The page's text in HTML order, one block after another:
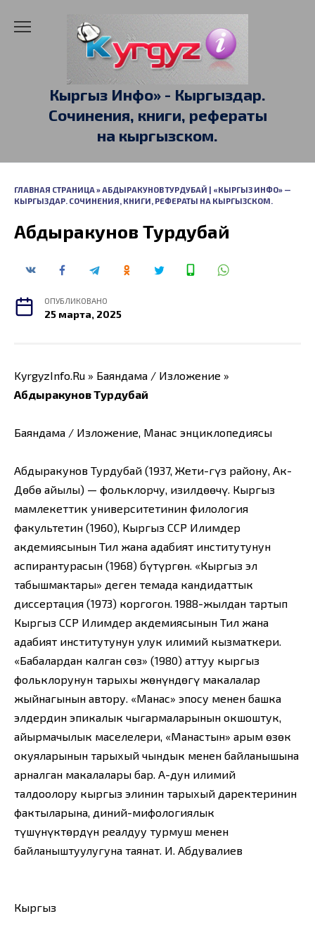
Кыргыз Инфо» - Кыргыздар.
Сочинения, книги, рефераты
на кыргызском.
ГЛАВНАЯ СТРАНИЦА»АБДЫРАКУНОВ ТУРДУБАЙ | «КЫРГЫЗ ИНФО» —
КЫРГЫЗДАР. СОЧИНЕНИЯ, КНИГИ, РЕФЕРАТЫ НА КЫРГЫЗСКОМ.
Абдыракунов Турдубай
ОПУБЛИКОВАНО
25 марта, 2025
KyrgyzInfo.Ru » Баяндама / Изложение »
Абдыракунов Турдубай
Баяндама / Изложение, Манас энциклопедиясы
Абдыракунов Турдубай (1937, Жети-Өгүз району, Ак-
Дөбө айылы) — фольклорчу, изилдөөчү. Кыргыз
мамлекеттик университетинин филология
факультетин (1960), Кыргыз ССР Илимдер
акдемиясынын Тил жана адабият институтунун
аспирантурасын (1968) бүтүргөн. «Кыргыз эл
табышмактары» деген темада кандидаттык
диссертация (1973) коргогон. 1988-жылдан тартып
Кыргыз ССР Илимдер акдемиясынын Тил жана
адабият институтунун улук илимий кызматкери.
«Бабалардан калган сөз» (1980) аттуу кыргыз
фольклорунун тарыхы жөнүндөгү макалалар
жыйнагынын автору. «Манас» эпосу менен башка
элдердин эпикалык чыгармаларынын окшоштук,
айырмачылык маселелери, «Манастын» арым өзөк
окуяларынын тарыхый чындык менен байланышына
арналган макалалары бар. А-дун илимий
талдоолору кыргыз элинин тарыхый даректеринин
фактыларына, диний-мифологиялык
түшүнүктөрдүн реалдуу турмуш менен
байланыштуулугуна таянат. И. Абдувалиев
Кыргыз